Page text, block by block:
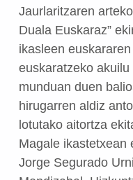
Jaurlaritzaren
Duala Euskaraz”
ikasleen
euskaratzeko
munduan duen
hirugarren aldiz
lotutako aitortza
Magale ikastetxean
Jorge Segurado